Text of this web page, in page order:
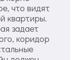
что видят
квартиры.
задает
коридор